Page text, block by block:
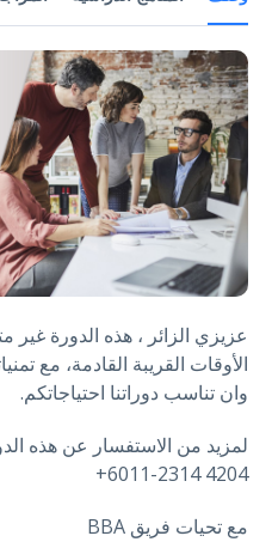
عزيزي الزائر ، هذه الدورة غير
الأوقات القريبة القادمة، مع
وان تناسب دوراتنا احتياجاتكم.
لمزيد من الاستفسار عن هذه
4204 2314-6011+
مع تحيات فريق BBA